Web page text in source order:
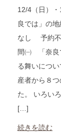
12/4（日）
良では」の
なし 予約
間㈠ 「奈
る舞いにつ
産者から８
た。 いろい
[…]
続きを読む